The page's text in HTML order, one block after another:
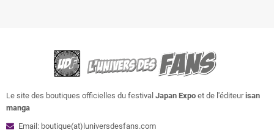
Le site des boutiques officielles du festival Japan Expo et de l'éditeurisan
manga
Email: boutique(at)luniversdesfans.com